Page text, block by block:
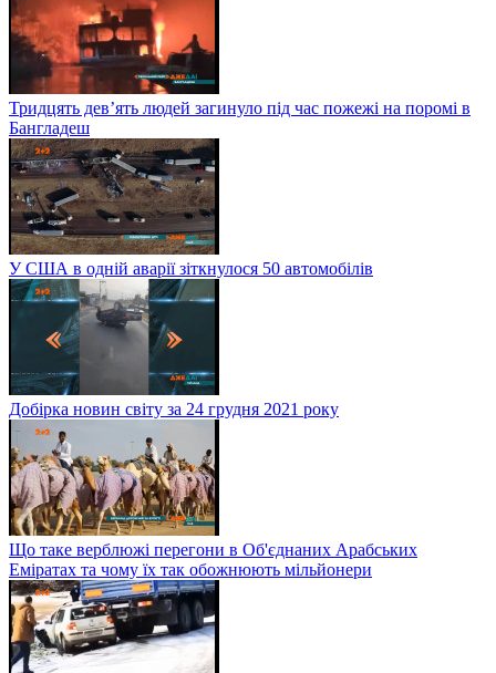
Тридцять дев’ять людей загинуло під час пожежі на поромі в
Бангладеш
У США в одній аварії зіткнулося 50 автомобілів
Добірка новин світу за 24 грудня 2021 року
Що таке верблюжі перегони в Об'єднаних Арабських
Еміратах та чому їх так обожнюють мільйонери